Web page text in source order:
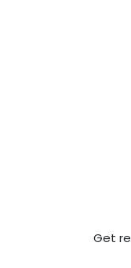
Get